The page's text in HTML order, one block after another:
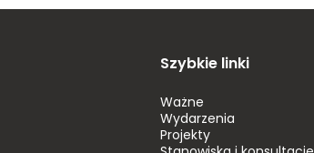
Szybkie linki
Ważne
Wydarzenia
Projekty